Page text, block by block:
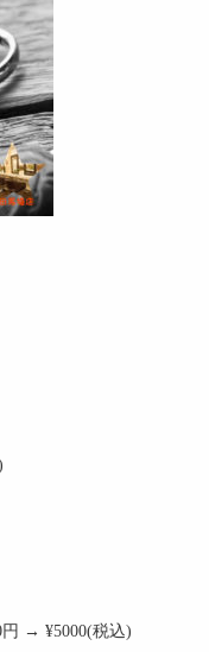
→ ¥5000(税込)